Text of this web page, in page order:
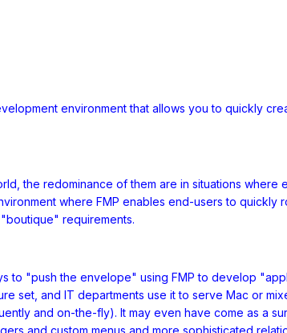
environment that allows you to quickly
the redominance of them are in situations where
where FMP enables end-users to quickly
requirements.
to "push the envelope" using FMP to develop
set, and IT departments use it to serve Mac or
and on-the-fly). It may even have come as a
and custom menus and more sophisticated